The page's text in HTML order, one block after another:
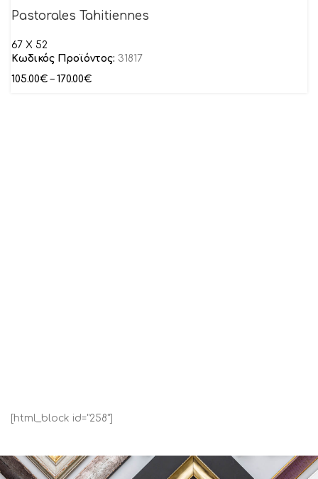
Pastorales Tahitiennes
67 X 52
Κωδικός Προϊόντος: 31817
105.00€ – 170.00€
[html_block id="258"]